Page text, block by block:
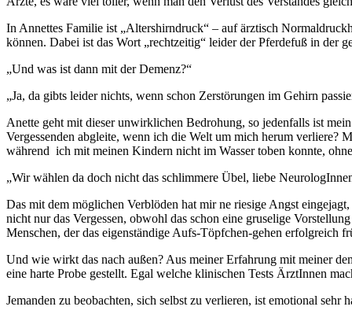
In Annettes Familie ist „Altershirndruck“ – auf ärztisch
können. Dabei ist das Wort „rechtzeitig“ leider der Pferdefuß in der
„Und was ist dann mit der Demenz?“
„Ja, da gibts leider nichts, wenn schon Zerstörungen im Gehirn
Anette geht mit dieser unwirklichen Bedrohung, so jedenfalls ist
Vergessenden abgleite, wenn ich die Welt um mich herum
während ich mit meinen Kindern nicht im Wasser toben konnte,
„Wir wählen da doch nicht das schlimmere Übel, liebe
Das mit dem möglichen Verblöden hat mir ne riesige Angst
nicht nur das Vergessen, obwohl das schon eine gruselige
Menschen, der das eigenständige Aufs-Töpfchen-gehen erfolgreich
Und wie wirkt das nach außen? Aus meiner Erfahrung mit meiner
eine harte Probe gestellt. Egal welche klinischen Tests ÄrztInnen
Jemanden zu beobachten, sich selbst zu verlieren, ist emotional sehr